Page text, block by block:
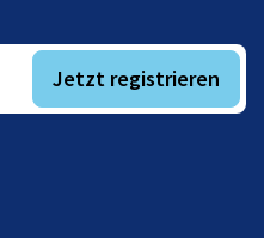
Jetzt registrieren